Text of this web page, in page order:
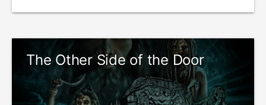
The Other Side of the Door